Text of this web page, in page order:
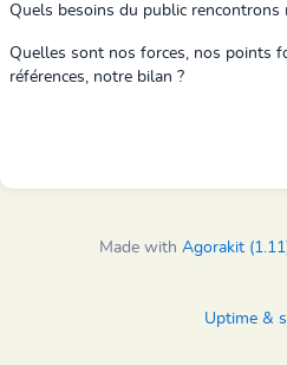
Quels besoins du public rencontrons
Quelles sont nos forces, nos points
références, notre bilan ?
Made with Agorakit
Uptime &